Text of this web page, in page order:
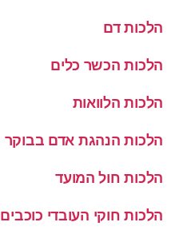
הלכות דם
הלכות הכשר כלים
הלכות הלוואות
הלכות הנהגת אדם בבוקר
הלכות חול המועד
הלכות חוקי העובדי כוכבים